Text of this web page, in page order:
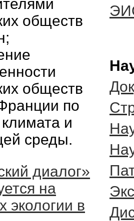
обществ
обществ
по
и
среды.
диалог»
на
экологии в